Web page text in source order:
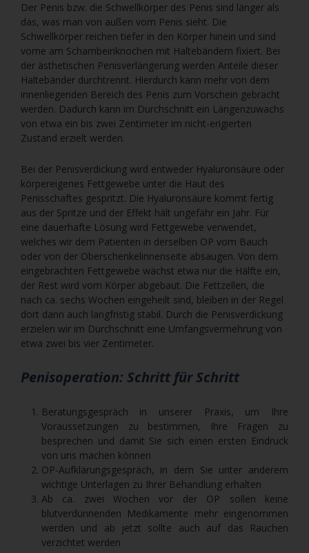
Der Penis bzw. die Schwellkörper des Penis sind länger als
das, was man von außen vom Penis sieht. Die
Schwellkörper reichen tiefer in den Körper hinein und sind
vorne am Schambeinknochen mit Haltebändern fixiert. Bei
der ästhetischen Penisverlängerung werden Anteile dieser
Haltebänder durchtrennt. Hierdurch kann mehr von dem
innenliegenden Bereich des Penis zum Vorschein gebracht
werden. Dadurch kann im Durchschnitt ein Längenzuwachs
von etwa ein bis zwei Zentimeter im nicht-erigierten
Zustand erzielt werden.
Bei der Penisverdickung wird entweder Hyaluronsäure oder
körpereigenes Fettgewebe unter die Haut des
Penisschaftes gespritzt. Die Hyaluronsäure kommt fertig
aus der Spritze und der Effekt hält ungefähr ein Jahr. Für
eine dauerhafte Lösung wird Fettgewebe verwendet,
welches wir dem Patienten in derselben OP vom Bauch
oder von der Oberschenkelinnenseite absaugen. Von dem
eingebrachten Fettgewebe wächst etwa nur die Hälfte ein,
der Rest wird vom Körper abgebaut. Die Fettzellen, die
nach ca. sechs Wochen eingeheilt sind, bleiben in der Regel
dort dann auch langfristig stabil. Durch die Penisverdickung
erzielen wir im Durchschnitt eine Umfangsvermehrung von
etwa zwei bis vier Zentimeter.
Penisoperation: Schritt für Schritt
Beratungsgespräch in unserer Praxis, um Ihre
Voraussetzungen zu bestimmen, Ihre Fragen zu
besprechen und damit Sie sich einen ersten Eindruck
von uns machen können
OP-Aufklärungsgespräch, in dem Sie unter anderem
wichtige Unterlagen zu Ihrer Behandlung erhalten
Ab ca. zwei Wochen vor der OP sollen keine
blutverdünnenden Medikamente mehr eingenommen
werden und ab jetzt sollte auch auf das Rauchen
verzichtet werden